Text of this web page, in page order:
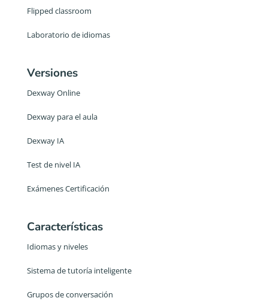
Flipped classroom
Laboratorio de idiomas
Versiones
Dexway Online
Dexway para el aula
Dexway IA
Test de nivel IA
Exámenes Certificación
Características
Idiomas y niveles
Sistema de tutoría inteligente
Grupos de conversación